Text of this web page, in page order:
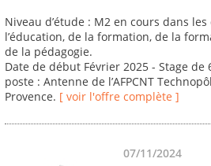
Niveau d’étude : M2 en cours dans
l’éducation, de la formation, de la
de la pédagogie.
Date de début Février 2025 - Stage de
poste : Antenne de l’AFPCNT
Provence. [ voir l'offre complète ]
07/11/2024